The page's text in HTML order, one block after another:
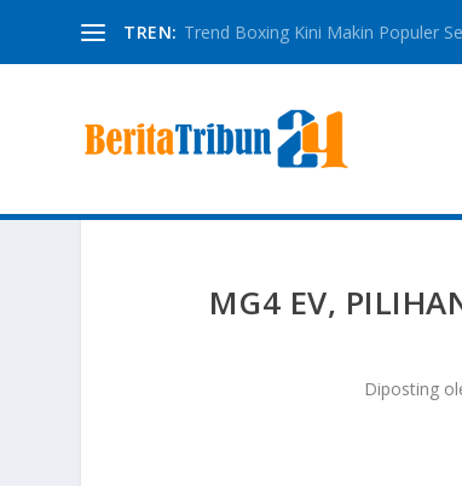
TREN: Trend Boxing Kini Makin Populer
MG4 EV,
Diposting